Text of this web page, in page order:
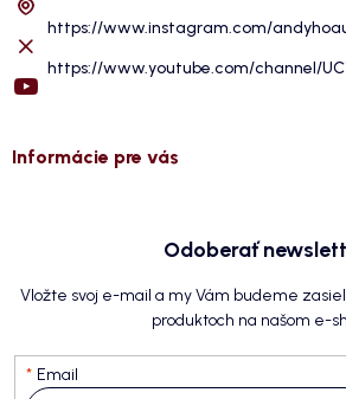
https://www.instagram.com/
https://www.youtube.com/channel/
Informácie pre vás
Odoberať
Vložte svoj e-mail a my Vám budeme
produktoch na našom e-
Email